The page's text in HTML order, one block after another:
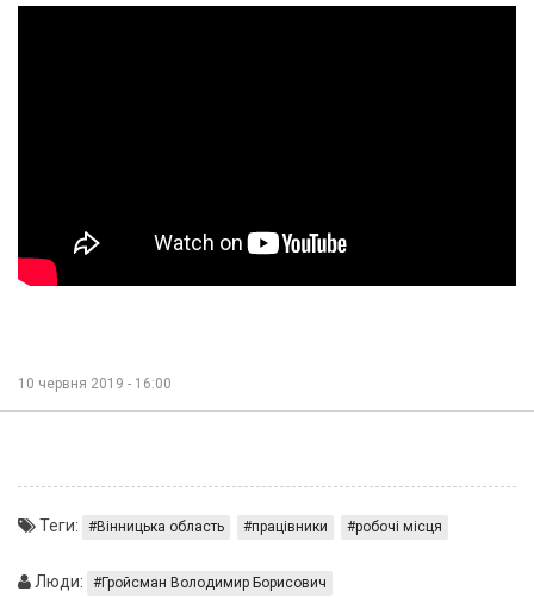
10 червня 2019 - 16:00
Теги: Вінницька область працівники робочі місця
Люди: Гройсман Володимир Борисович